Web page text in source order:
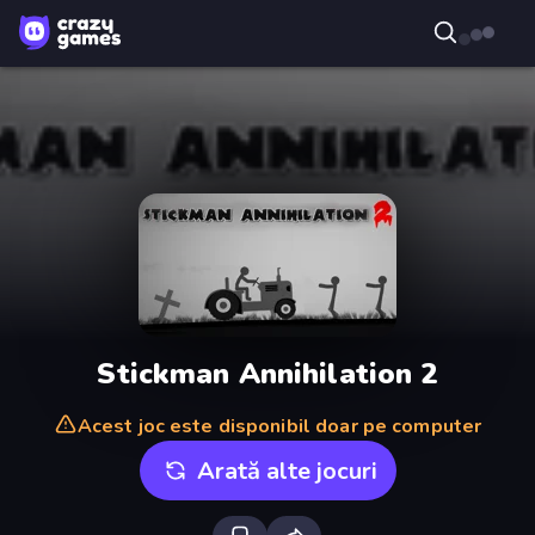
Stickman Annihilation 2
Acest joc este disponibil doar pe computer
Arată alte jocuri